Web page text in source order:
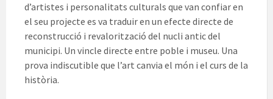
d’artistes i personalitats culturals que van confiar en
el seu projecte es va traduir en un efecte directe de
reconstrucció i revalorització del nucli antic del
municipi. Un vincle directe entre poble i museu. Una
prova indiscutible que l’art canvia el món i el curs de la
història.